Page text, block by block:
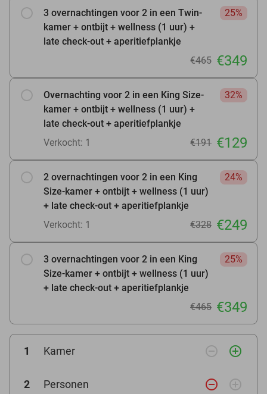
3 overnachtingen voor 2 in een Twin-
kamer + ontbijt + wellness (1 uur) +
late check-out + aperitiefplankje
25%
€465 €349
Overnachting voor 2 in een King Size-
kamer + ontbijt + wellness (1 uur) +
late check-out + aperitiefplankje
32%
Verkocht: 1 €191 €129
2 overnachtingen voor 2 in een King
Size-kamer + ontbijt + wellness (1 uur)
+ late check-out + aperitiefplankje
24%
Verkocht: 1 €328 €249
3 overnachtingen voor 2 in een King
Size-kamer + ontbijt + wellness (1 uur)
+ late check-out + aperitiefplankje
25%
€465 €349
1 Kamer remove_circle_outline add_circle_outline
2 Personen remove_circle_outline add_circle_outline